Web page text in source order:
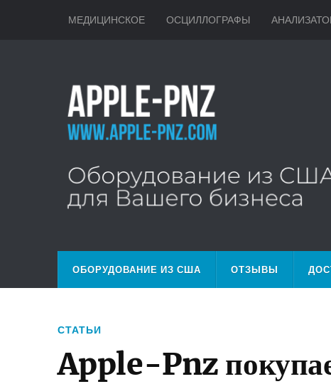
МЕДИЦИНСКОЕ ОСЦИЛЛОГРАФЫ
ОБОРУДОВАНИЕ ИЗ США ОТЗЫВЫ
СТАТЬИ
Apple-Pnz